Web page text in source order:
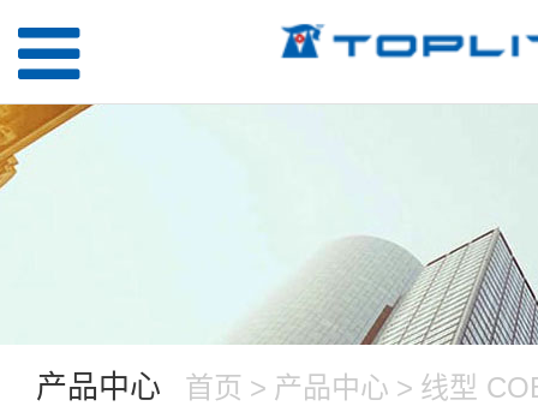
产品中心 首页 > 产品中心 > 线型